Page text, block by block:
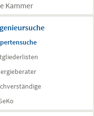
Kammer